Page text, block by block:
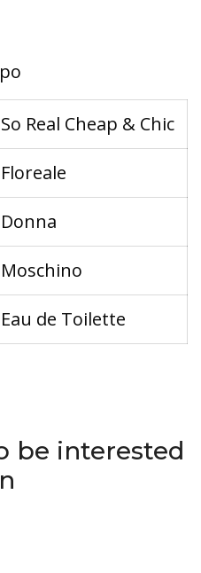
So Real Cheap & Chic
Floreale
Donna
Moschino
Eau de Toilette
be interested